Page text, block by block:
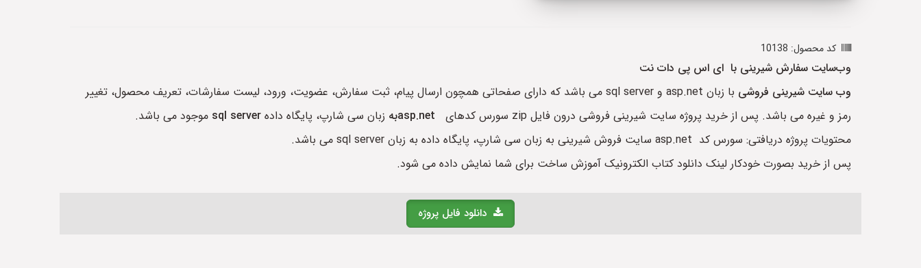
کد محصول: 10138
وب‌سایت سفارش شیرینی با ای اس پی دات نت
وب سایت شیرینی فروشی
با زبان asp.net و sql server می باشد که دارای صفحاتی همچون ارسال پیام، ثبت سفارش، عضویت، ورود، لیست سفارشات، تعریف محصول، تغییر
رمز و غیره می باشد. پس از خرید پروژه سایت شیرینی فروشی درون فایل zip سورس کدهای
asp.netبه زبان سی شارپ، پایگاه داده sql server موجود می باشد.
محتویات پروژه دریافتی: سورس کد asp.net سایت فروش شیرینی به زبان سی شارپ، پایگاه داده به زبان sql server می باشد.
پس از خرید بصورت خودکار لینک دانلود کتاب الکترونیک آموزش ساخت برای شما نمایش داده می شود.
دانلود فایل پروژه